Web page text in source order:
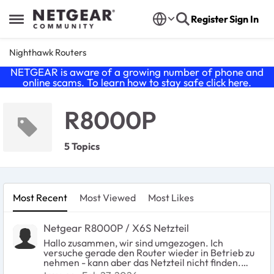
Open Side Menu
Skip to content RegisterSign In
Nighthawk Routers
NETGEAR is aware of a growing number of phone and
online scams. To learn how to stay safe click here.
R8000P
5 Topics
Most Recent Most Viewed Most Likes
Netgear R8000P / X6S Netzteil
Hallo zusammen, wir sind umgezogen. Ich
versuche gerade den Router wieder in Betrieb zu
nehmen - kann aber das Netzteil nicht finden.